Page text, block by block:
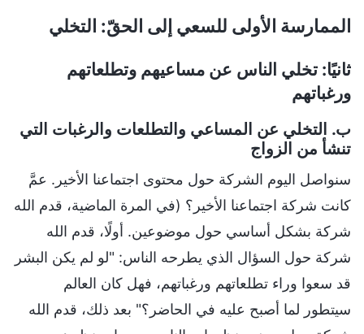
الممارسة الأولى للسعي إلى الحقّ: التخلي
ثانيًا: تخلي الناس عن مساعيهم وتطلعاتهم
ورغباتهم
ب. التخلي عن المساعي والتطلعات والرغبات التي
تنشأ من الزواج
سنواصل اليوم الشركة حول محتوى اجتماعنا الأخير. عمَّ
كانت شركة اجتماعنا الأخير؟ (في المرة الماضية، قدم الله
شركة بشكل أساسي حول موضوعين. أولًا، قدم الله
شركة حول السؤال الذي يطرحه الناس: "لو لم يكن البشر
قد سعوا وراء تطلعاتهم ورغباتهم، فهل كان العالم
سيتطور لما أصبح عليه في الحاضر؟" بعد ذلك، قدم الله